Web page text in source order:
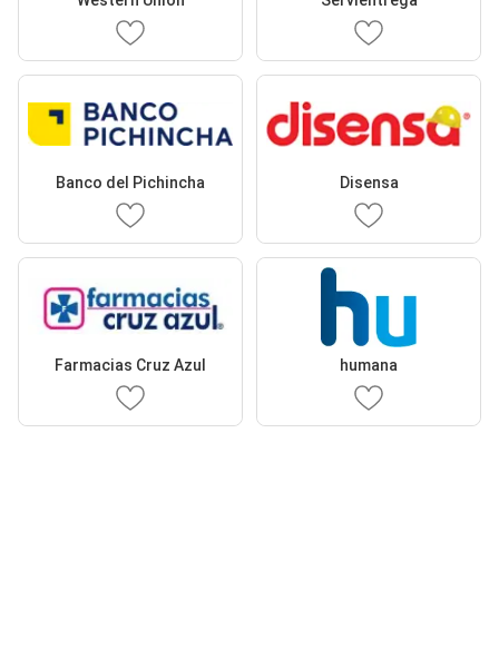
Banco del Pichincha Disensa
Farmacias Cruz Azul humana